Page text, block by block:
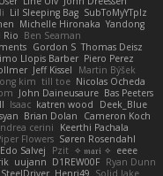
Lil Sleeping Bag SubToMyYTplz
Michelle Hironaka Yandong
Rio Ben Seaman
Gordon S Thomas Deisz
Llopis Barber Piero Perez
Jeff Kissel
Martin Býšek
kim till toe Nicolas Ocheda
John Daineusaure Bas Peeters
Isaac katren wood
Deek_Blue
Brian Dolan
Cameron Koch
cerini
Keerthi Pachala
Flowers Søren Rosendahl
Edo Salvej Pzit ✧ 𝔪𝔞𝔯𝔦 ✧ eeee
uujann D1REW00F Ryan Dunn
SteelDriver Henri49 Solid Jake